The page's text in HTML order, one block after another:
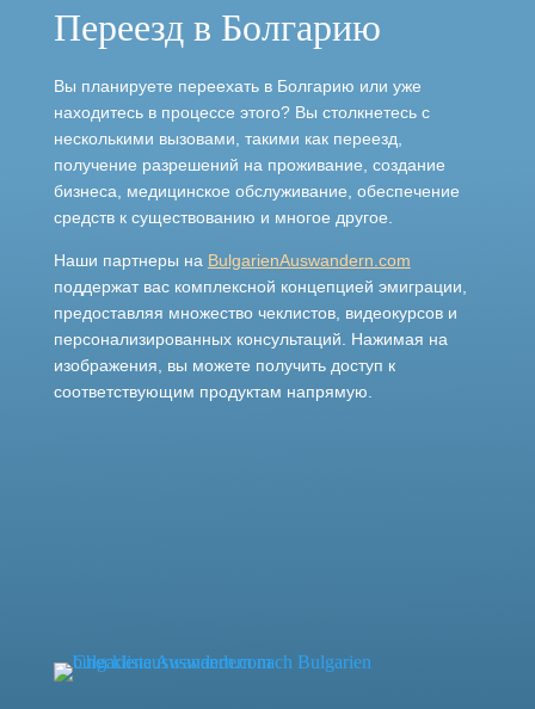
Переезд в Болгарию
Вы планируете переехать в Болгарию или уже
находитесь в процессе этого? Вы столкнетесь с
несколькими вызовами, такими как переезд,
получение разрешений на проживание, создание
бизнеса, медицинское обслуживание, обеспечение
средств к существованию и многое другое.
Наши партнеры на BulgarienAuswandern.com
поддержат вас комплексной концепцией эмиграции,
предоставляя множество чеклистов, видеокурсов и
персонализированных консультаций. Нажимая на
изображения, вы можете получить доступ к
соответствующим продуктам напрямую.